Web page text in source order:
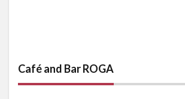
Café and Bar ROGA